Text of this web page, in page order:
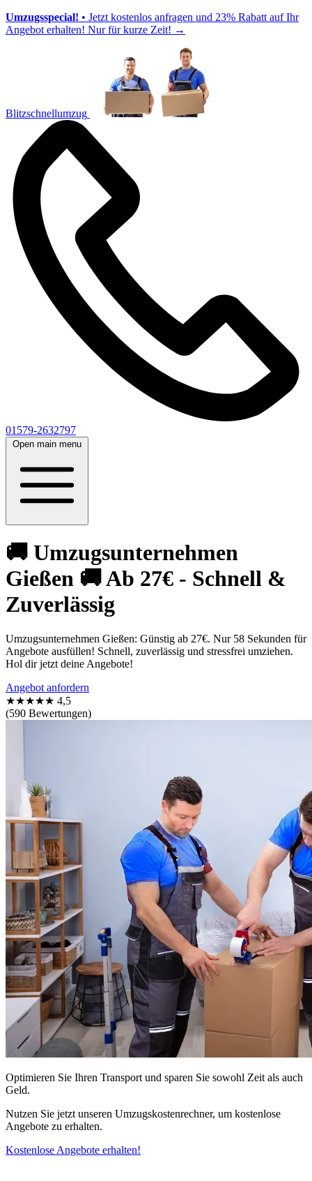
Umzugsspecial! • Jetzt kostenlos anfragen und 23% Rabatt auf Ihr
Angebot erhalten! Nur für kurze Zeit! →
Blitzschnellumzug
01579-2632797
Open main menu
🚚 Umzugsunternehmen
Gießen 🚚 Ab 27€ - Schnell &
Zuverlässig‎
Umzugsunternehmen Gießen: Günstig ab 27€. Nur 58 Sekunden für
Angebote ausfüllen! Schnell, zuverlässig und stressfrei umziehen.
Hol dir jetzt deine Angebote!
Angebot anfordern
★★★★★ 4,5
(590 Bewertungen)
Optimieren Sie Ihren Transport und sparen Sie sowohl Zeit als auch
Geld.
Nutzen Sie jetzt unseren Umzugskostenrechner, um kostenlose
Angebote zu erhalten.
Kostenlose Angebote erhalten!